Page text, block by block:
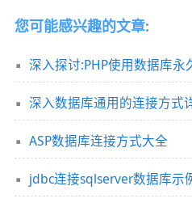
您可能感兴趣的文章:
深入数据库通用的连接方式
ASP数据库连接方式大全
jdbc连接sqlserver数据库示